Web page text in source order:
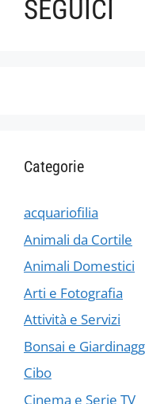
SEGUICI
Categorie
acquariofilia
Animali da Cortile
Animali Domestici
Arti e Fotografia
Attività e Servizi
Bonsai e
Cibo
Cinema e Serie TV